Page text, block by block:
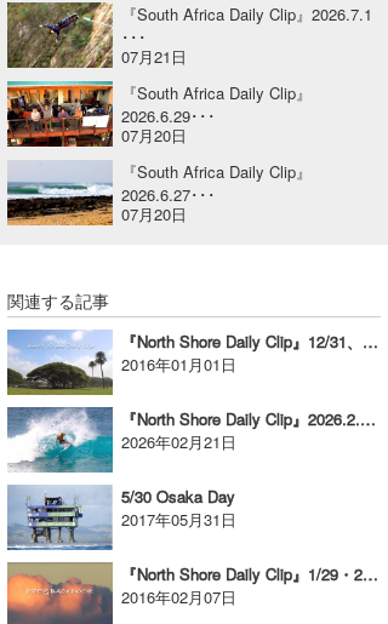
『South Africa Daily Clip』2026.7.1
･･･
07月21日
『South Africa Daily Clip』
2026.6.29･･･
07月20日
『South Africa Daily Clip』
2026.6.27･･･
07月20日
関連する記事
『North Shore Daily Clip』12/31、ハレイワインターナショナルオープン/シニアメンズ
2016年01月01日
『North Shore Daily Clip』2026.2.18 @ Rocky
2026年02月21日
5/30 Osaka Day
2017年05月31日
『North Shore Daily Clip』1/29・2/1＆2・パイプ＆バックドアセッション
2016年02月07日
NOBUFUKU
大野”MAR”修聖
喜納海人
G◎Da
H
KID
KOBU
KY
mitz
OYZ
S.K
Soulman
VAGY
waka☆=
YUKI☆